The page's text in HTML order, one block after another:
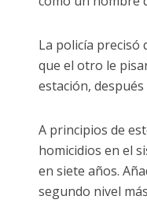
La policía precisó
que el otro le
estación,
A principios de
homicidios en el
en siete años.
segundo nivel